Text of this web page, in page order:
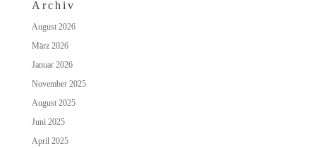
Archiv
August 2026
März 2026
Januar 2026
November 2025
August 2025
Juni 2025
April 2025